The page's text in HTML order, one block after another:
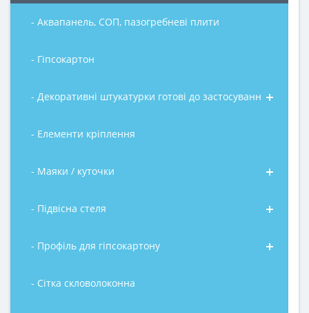
- Аквапанель, СОП, пазогребневі плити
- Гіпсокартон
- Декоративні штукатурки готові до застосування
- Елементи кріплення
- Маяки / куточки
- Підвісна стеля
- Профіль для гіпсокартону
- Сітка скловолоконна